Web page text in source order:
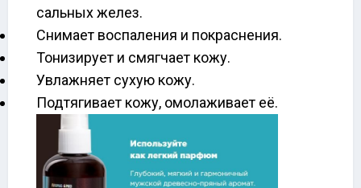
сальных желез.
Снимает воспаления и покраснения.
Тонизирует и смягчает кожу.
Увлажняет сухую кожу.
Подтягивает кожу, омолаживает её.